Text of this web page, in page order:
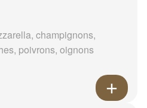
champignons,
poivrons, oignons